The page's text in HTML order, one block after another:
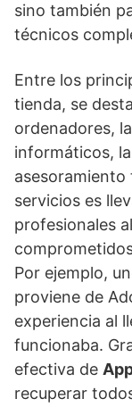
sino también
técnicos
Entre los
tienda, se
ordenadores,
informáticos,
asesoramiento
servicios es
profesionales
Por ejemplo,
proviene de
experiencia al
funcionaba.
efectiva de
recuperar